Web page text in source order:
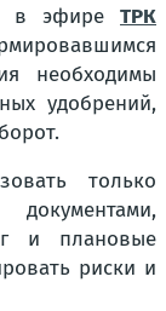
в эфире ТРК
необходимы
удобрений,
только
и плановые
риски и